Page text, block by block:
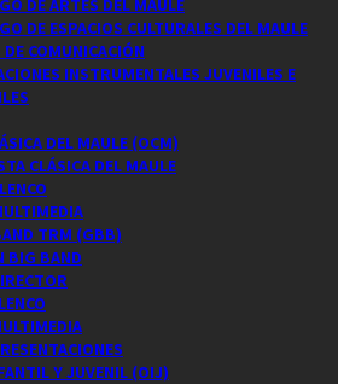
DE ARTES DEL MAULE
DE ESPACIOS CULTURALES DEL MAULE
COMUNICACIÓN
INSTRUMENTALES JUVENILES E
DEL MAULE (OCM)
CLÁSICA DEL MAULE
TRM (GBB)
BIG BAND
Y JUVENIL (OIJ)